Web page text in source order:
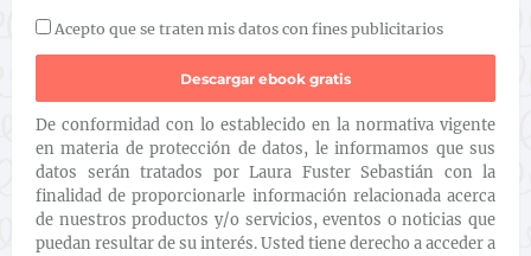
Acepto que se traten mis datos con fines publicitarios
De conformidad con lo establecido en la normativa vigente
en materia de protección de datos, le informamos que sus
datos serán tratados por Laura Fuster Sebastián con la
finalidad de proporcionarle información relacionada acerca
de nuestros productos y/o servicios, eventos o noticias que
puedan resultar de su interés. Usted tiene derecho a acceder a